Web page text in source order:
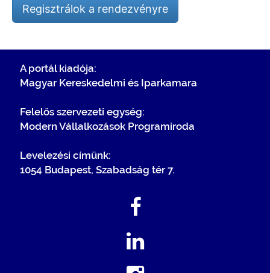
Regisztrálok a rendezvényre
A portál kiadója:
Magyar Kereskedelmi és Iparkamara
Felelős szervezeti egység:
Modern Vállalkozások Programiroda
Levelezési címünk:
1054 Budapest, Szabadság tér 7.